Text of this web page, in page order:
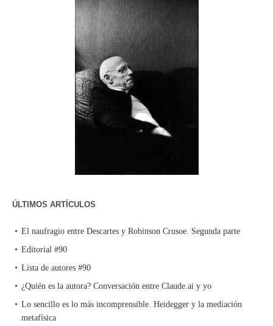
ÚLTIMOS ARTÍCULOS
El naufragio entre Descartes y Robinson Crusoe. Segunda parte
Editorial #90
Lista de autores #90
¿Quién es la autora? Conversación entre Claude.ai y yo
Lo sencillo es lo más incomprensible. Heidegger y la mediación
metafísica